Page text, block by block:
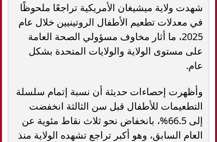
شهدت ولاية ميشيغان الأمريكية تراجعًا ملحوظًا
في معدلات تطعيم الأطفال الروتينيين خلال عام
2025، ما أثار مخاوف مسؤولي الصحة العامة
على مستوى الولاية والولايات المتحدة بشكل
عام.
وأظهرت إحصاءات حديثة أن نسبة إتمام سلسلة
التطعيمات للأطفال قبل سن الثالثة انخفضت
إلى 66.5%، بانخفاض نحو ثلاث نقاط مئوية عن
العام السابق، وهو أكبر تراجع تشهده الولاية منذ